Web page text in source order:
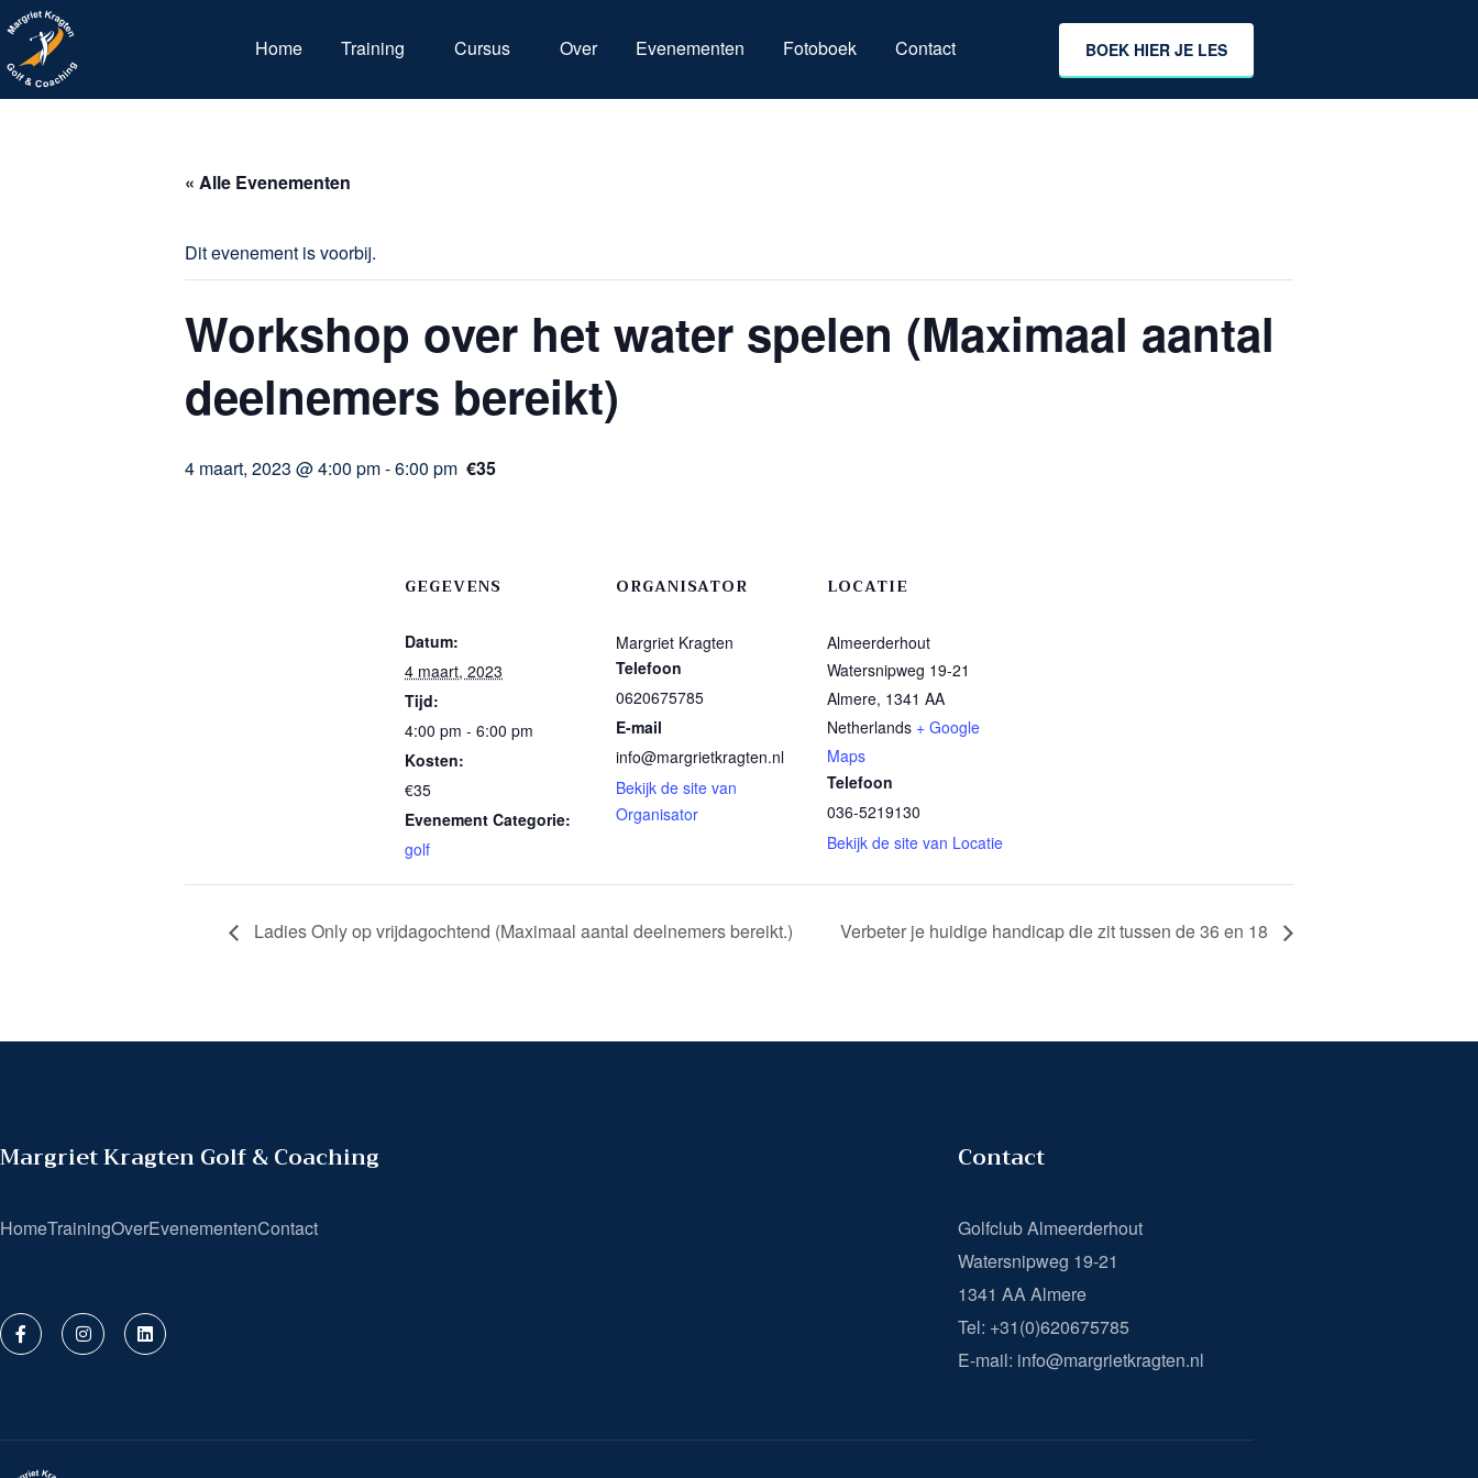
Home Training Cursus Over Evenementen Fotoboek Contact BOEK HIER JE LES
« Alle Evenementen
Dit evenement is voorbij.
Workshop over het water spelen (Maximaal aantal
deelnemers bereikt)
4 maart, 2023 @ 4:00 pm-6:00 pm €35
GEGEVENS
Datum:
4 maart, 2023
Tijd:
4:00 pm - 6:00 pm
Kosten:
€35
Evenement Categorie:
golf
ORGANISATOR
Margriet Kragten
Telefoon
0620675785
E-mail
info@margrietkragten.nl
Bekijk de site van
Organisator
LOCATIE
Almeerderhout
Watersnipweg 19-21
Almere, 1341 AA
Netherlands + Google
Maps
Telefoon
036-5219130
Bekijk de site van Locatie
Ladies Only op vrijdagochtend (Maximaal aantal deelnemers bereikt.) Verbeter je huidige handicap die zit tussen de 36 en 18
Margriet Kragten Golf & Coaching
HomeTrainingOverEvenementenContact
Contact
Golfclub Almeerderhout
Watersnipweg 19-21
1341 AA Almere
Tel: +31(0)620675785
E-mail: info@margrietkragten.nl